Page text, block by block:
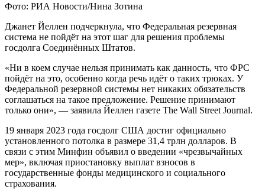
Фото: РИА Новости/Нина Зотина
Джанет Йеллен подчеркнула, что Федеральная резервная
система не пойдёт на этот шаг для решения проблемы
госдолга Соединённых Штатов.
«Ни в коем случае нельзя принимать как данность, что ФРС
пойдёт на это, особенно когда речь идёт о таких трюках. У
Федеральной резервной системы нет никаких обязательств
соглашаться на такое предложение. Решение принимают
только они», — заявила Йеллен газете The Wall Street Journal.
19 января 2023 года госдолг США достиг официально
установленного потолка в размере 31,4 трлн долларов. В
связи с этим Минфин объявил о введении «чрезвычайных
мер», включая приостановку выплат взносов в
государственные фонды медицинского и социального
страхования.